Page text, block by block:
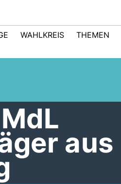
WAHLKREIS THEMEN
aus